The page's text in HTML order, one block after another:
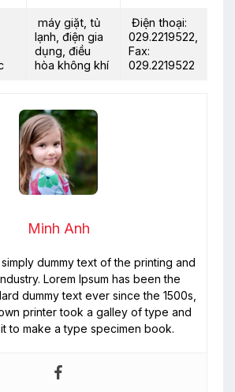
máy giặt, tủ
lạnh, điện gia
dụng, điều
hòa không khí
Điện thoại:
029.2219522,
Fax:
029.2219522
Minh Anh
dummy text of the printing and
Lorem Ipsum has been the
dummy text ever since the 1500s,
printer took a galley of type and
to make a type specimen book.